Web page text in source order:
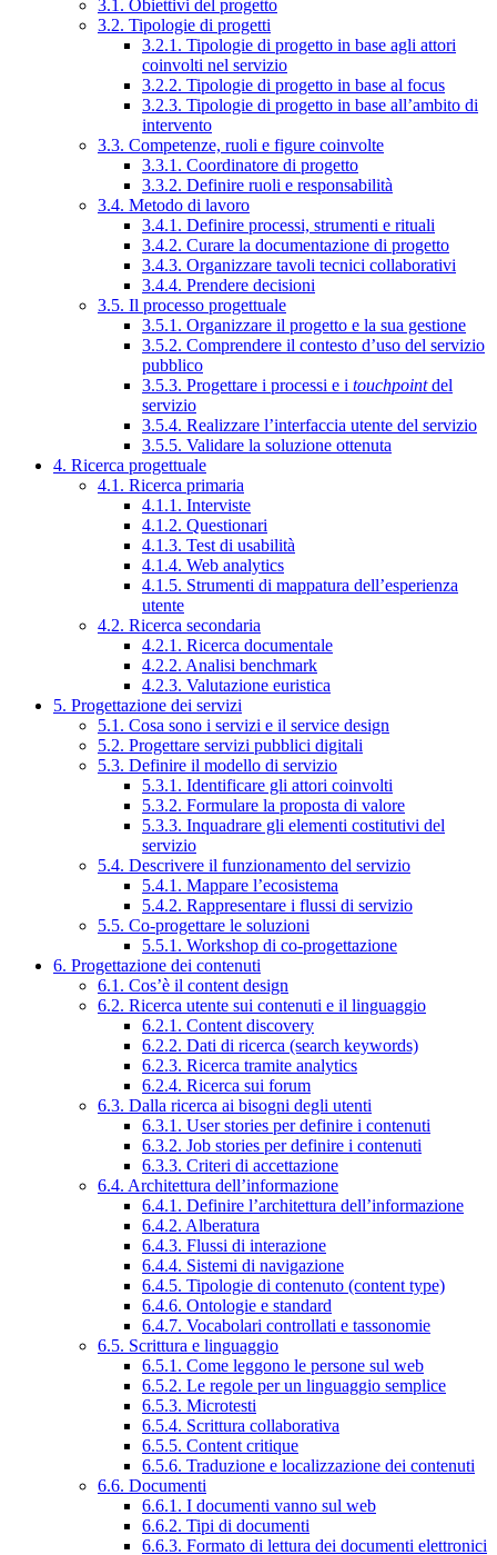
3.1. Obiettivi del progetto
3.2. Tipologie di progetti
3.2.1. Tipologie di progetto in base agli attori
coinvolti nel servizio
3.2.2. Tipologie di progetto in base al focus
3.2.3. Tipologie di progetto in base all’ambito di
intervento
3.3. Competenze, ruoli e figure coinvolte
3.3.1. Coordinatore di progetto
3.3.2. Definire ruoli e responsabilità
3.4. Metodo di lavoro
3.4.1. Definire processi, strumenti e rituali
3.4.2. Curare la documentazione di progetto
3.4.3. Organizzare tavoli tecnici collaborativi
3.4.4. Prendere decisioni
3.5. Il processo progettuale
3.5.1. Organizzare il progetto e la sua gestione
3.5.2. Comprendere il contesto d’uso del servizio
pubblico
3.5.3. Progettare i processi e i touchpointdel
servizio
3.5.4. Realizzare l’interfaccia utente del servizio
3.5.5. Validare la soluzione ottenuta
4. Ricerca progettuale
4.1. Ricerca primaria
4.1.1. Interviste
4.1.2. Questionari
4.1.3. Test di usabilità
4.1.4. Web analytics
4.1.5. Strumenti di mappatura dell’esperienza
utente
4.2. Ricerca secondaria
4.2.1. Ricerca documentale
4.2.2. Analisi benchmark
4.2.3. Valutazione euristica
5. Progettazione dei servizi
5.1. Cosa sono i servizi e il service design
5.2. Progettare servizi pubblici digitali
5.3. Definire il modello di servizio
5.3.1. Identificare gli attori coinvolti
5.3.2. Formulare la proposta di valore
5.3.3. Inquadrare gli elementi costitutivi del
servizio
5.4. Descrivere il funzionamento del servizio
5.4.1. Mappare l’ecosistema
5.4.2. Rappresentare i flussi di servizio
5.5. Co-progettare le soluzioni
5.5.1. Workshop di co-progettazione
6. Progettazione dei contenuti
6.1. Cos’è il content design
6.2. Ricerca utente sui contenuti e il linguaggio
6.2.1. Content discovery
6.2.2. Dati di ricerca (search keywords)
6.2.3. Ricerca tramite analytics
6.2.4. Ricerca sui forum
6.3. Dalla ricerca ai bisogni degli utenti
6.3.1. User stories per definire i contenuti
6.3.2. Job stories per definire i contenuti
6.3.3. Criteri di accettazione
6.4. Architettura dell’informazione
6.4.1. Definire l’architettura dell’informazione
6.4.2. Alberatura
6.4.3. Flussi di interazione
6.4.4. Sistemi di navigazione
6.4.5. Tipologie di contenuto (content type)
6.4.6. Ontologie e standard
6.4.7. Vocabolari controllati e tassonomie
6.5. Scrittura e linguaggio
6.5.1. Come leggono le persone sul web
6.5.2. Le regole per un linguaggio semplice
6.5.3. Microtesti
6.5.4. Scrittura collaborativa
6.5.5. Content critique
6.5.6. Traduzione e localizzazione dei contenuti
6.6. Documenti
6.6.1. I documenti vanno sul web
6.6.2. Tipi di documenti
6.6.3. Formato di lettura dei documenti elettronici